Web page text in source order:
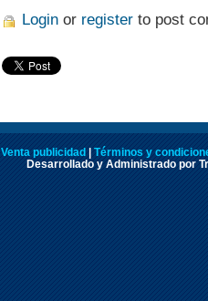
Login or register to post
Venta publicidad | Términos y
Desarrollado y Administrado por